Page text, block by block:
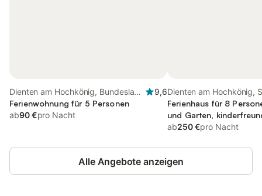
Dienten am Hochkönig, Bundesland
Salzburg
9,6
Ferienwohnung für 5 Personen
ab90 €pro Nacht
Dienten am Hochkönig,
Ferienhaus für 8
und Garten,
ab250 €pro Nacht
Alle Angebote anzeigen